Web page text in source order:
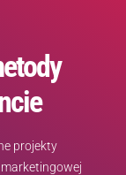
projekty